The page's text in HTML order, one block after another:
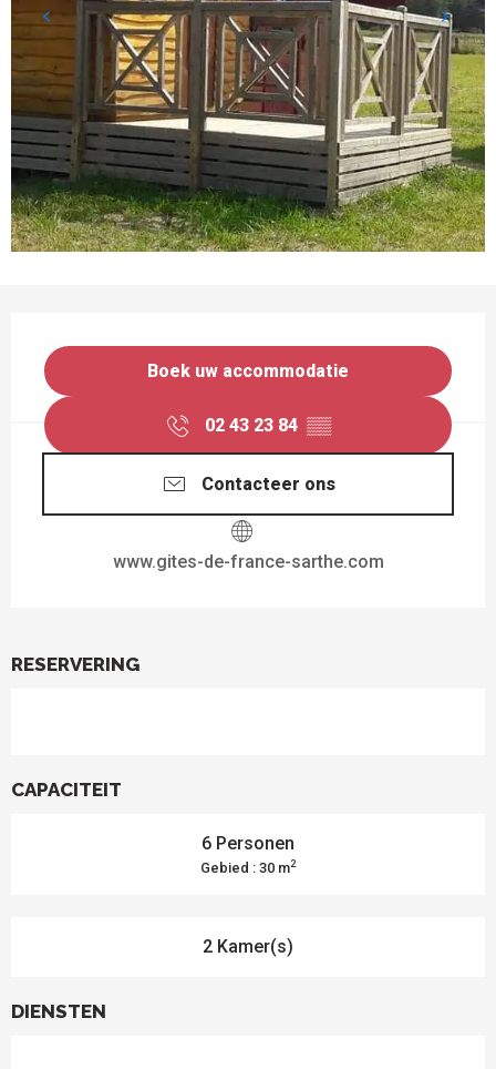
Boek uw accommodatie
02 43 23 84 ▒▒
Contacteer ons
www.gites-de-france-sarthe.com
RESERVERING
CAPACITEIT
6 Personen
Gebied : 30 m2
2 Kamer(s)
DIENSTEN